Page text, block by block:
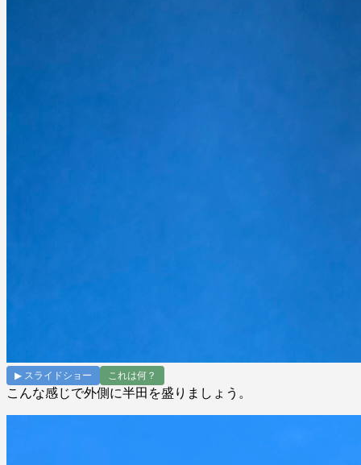
▶ スライドショー これは何？
こんな感じで外側に半田を盛りましょう。